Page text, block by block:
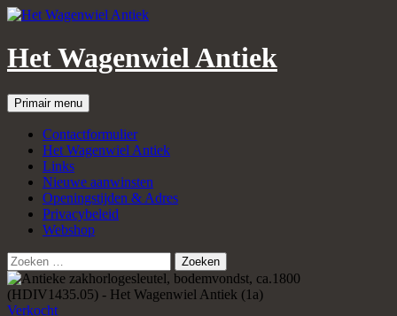
Het Wagenwiel Antiek
Zoeken
Primair menu
naar
inhoud
Contactformulier
Het Wagenwiel Antiek
Links
Nieuwe aanwinsten
Openingstijden & Adres
Privacybeleid
Webshop
Zoeken
naar:
Verkocht